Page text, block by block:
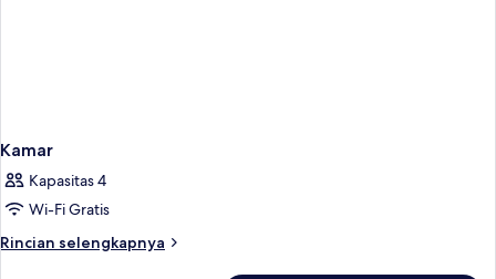
Kamar
Kapasitas 4
Wi-Fi Gratis
Rincian selengkapnya
Rincian